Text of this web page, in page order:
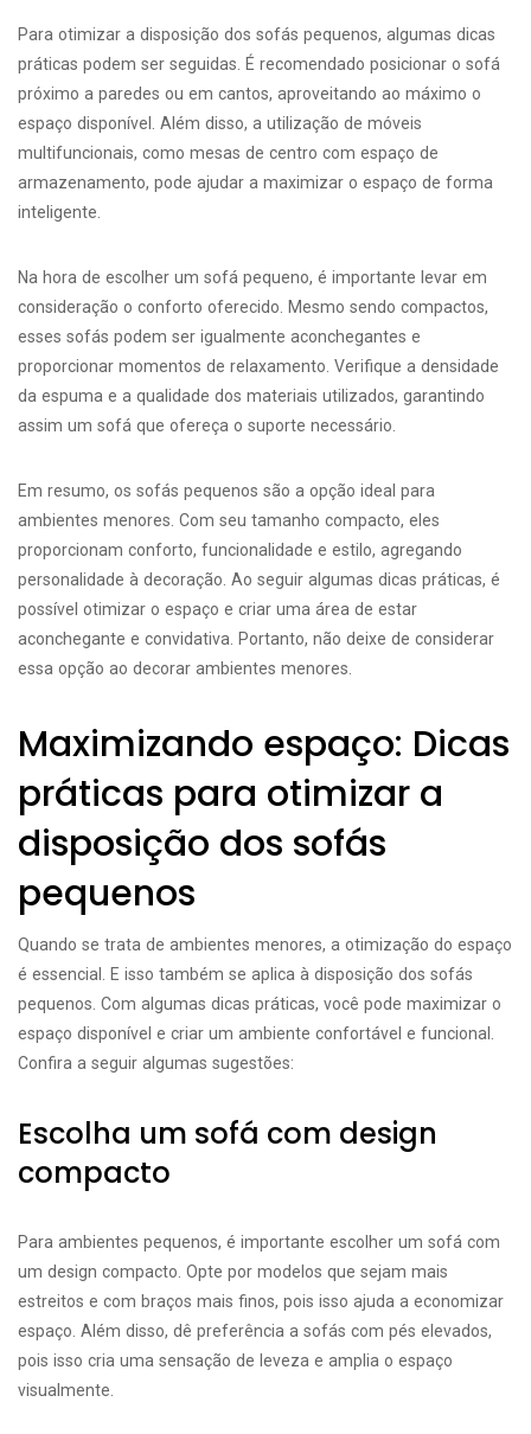
Para otimizar a disposição dos sofás pequenos, algumas dicas
práticas podem ser seguidas. É recomendado posicionar o sofá
próximo a paredes ou em cantos, aproveitando ao máximo o
espaço disponível. Além disso, a utilização de móveis
multifuncionais, como mesas de centro com espaço de
armazenamento, pode ajudar a maximizar o espaço de forma
inteligente.
Na hora de escolher um sofá pequeno, é importante levar em
consideração o conforto oferecido. Mesmo sendo compactos,
esses sofás podem ser igualmente aconchegantes e
proporcionar momentos de relaxamento. Verifique a densidade
da espuma e a qualidade dos materiais utilizados, garantindo
assim um sofá que ofereça o suporte necessário.
Em resumo, os sofás pequenos são a opção ideal para
ambientes menores. Com seu tamanho compacto, eles
proporcionam conforto, funcionalidade e estilo, agregando
personalidade à decoração. Ao seguir algumas dicas práticas, é
possível otimizar o espaço e criar uma área de estar
aconchegante e convidativa. Portanto, não deixe de considerar
essa opção ao decorar ambientes menores.
Maximizando espaço: Dicas
práticas para otimizar a
disposição dos sofás
pequenos
Quando se trata de ambientes menores, a otimização do espaço
é essencial. E isso também se aplica à disposição dos sofás
pequenos. Com algumas dicas práticas, você pode maximizar o
espaço disponível e criar um ambiente confortável e funcional.
Confira a seguir algumas sugestões:
Escolha um sofá com design
compacto
Para ambientes pequenos, é importante escolher um sofá com
um design compacto. Opte por modelos que sejam mais
estreitos e com braços mais finos, pois isso ajuda a economizar
espaço. Além disso, dê preferência a sofás com pés elevados,
pois isso cria uma sensação de leveza e amplia o espaço
visualmente.